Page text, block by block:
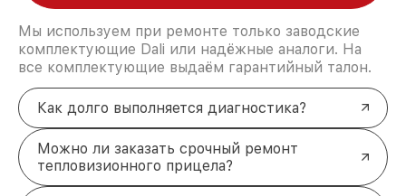
Мы используем при ремонте только заводские
комплектующие Dali или надёжные аналоги. На
все комплектующие выдаём гарантийный талон.
Как долго выполняется диагностика?
Можно ли заказать срочный ремонт
тепловизионного прицела?